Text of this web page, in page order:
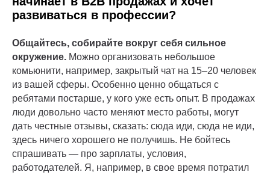
развиваться в профессии?
Общайтесь, собирайте вокруг себя сильное
окружение. Можно организовать небольшое
комьюнити, например, закрытый чат на 15–20 человек
из вашей сферы. Особенно ценно общаться с
ребятами постарше, у кого уже есть опыт. В продажах
люди довольно часто меняют место работы, могут
дать честные отзывы, сказать: сюда иди, сюда не иди,
здесь ничего хорошего не получишь. Не бойтесь
спрашивать — про зарплаты, условия,
работодателей. Я, например, в свое время потратил